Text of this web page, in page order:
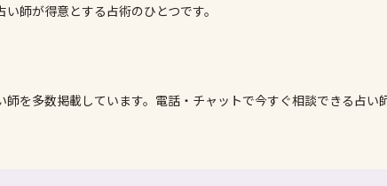
師が得意とする占術のひとつです。
師を多数掲載しています。電話・チャットで今すぐ相談できる占い